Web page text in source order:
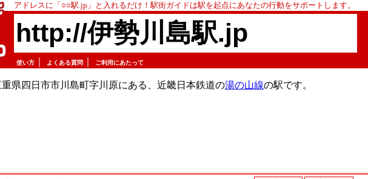
アドレスに「○○駅.jp」と入れるだけ！駅街ガイドは駅を起点にあなたの行動をサポートします。
http://伊勢川島駅.jp
使い方 よくある質問 ご利用にあたって
県四日市市川島町字川原にある、近畿日本鉄道の湯の山線の駅です。